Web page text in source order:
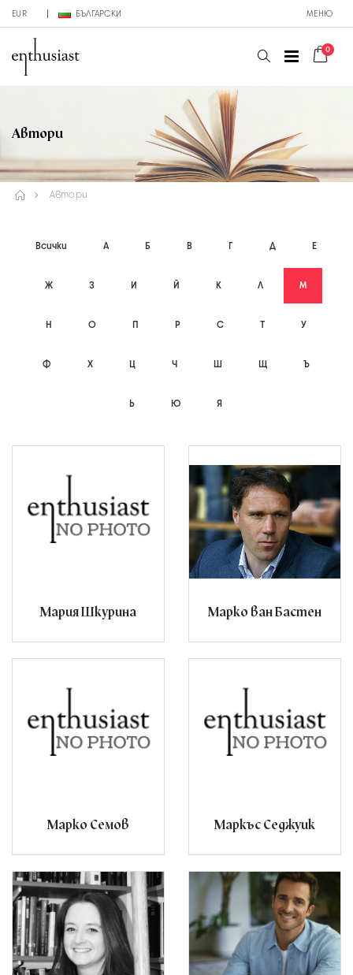
EUR БЪЛГАРСКИ МЕНЮ
0
Автори
Автори
Всички А Б В Г Д Е
Ж З И Й К Л М
Н О П Р С Т У
Ф Х Ц Ч Ш Щ Ъ
Ь Ю Я
Мария Шкурина Марко ван Бастен
Марко Семов Маркъс Седжуик